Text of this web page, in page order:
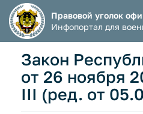
Правовой уголок
Инфопортал для
Закон
от 26 ноября
III (ред. от